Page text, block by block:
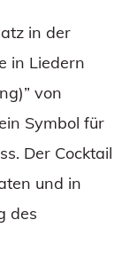
in der
in Liedern
von
Symbol für
Der Cocktail
und in
des